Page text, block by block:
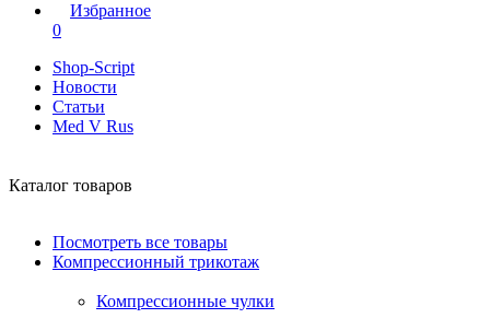
Избранное
0
Shop-Script
Новости
Статьи
Med V Rus
Каталог товаров
Посмотреть все товары
Компрессионный трикотаж
Компрессионные чулки